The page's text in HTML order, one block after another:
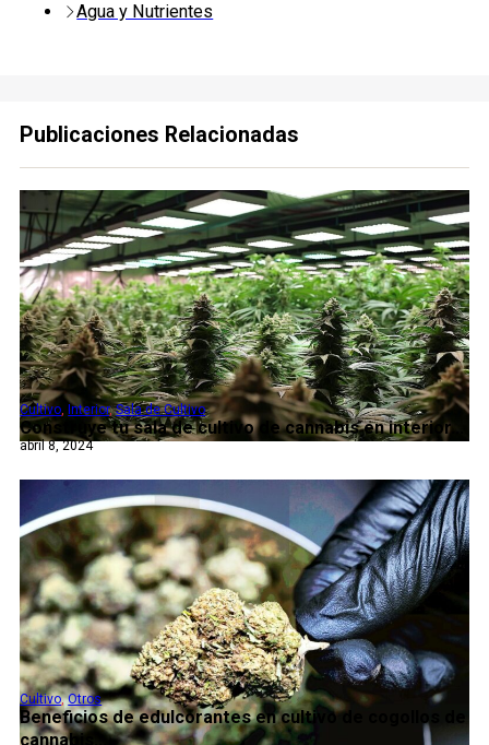
Agua y Nutrientes
Publicaciones Relacionadas
Construye tu sala de cultivo de cannabis en interior...
Cultivo, Interior,Sala de Cultivo
abril 8, 2024
Beneficios de edulcorantes en cultivo de cogollos de
cannabis...
Cultivo,Otros